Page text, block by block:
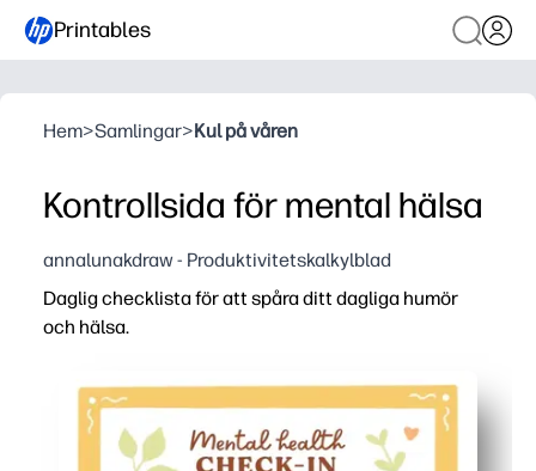
Printables
Hem>Samlingar>Kul på våren
Kontrollsida för mental hälsa
annalunakdraw - Produktivitetskalkylblad
Daglig checklista för att spåra ditt dagliga humör
och hälsa.
Print-and-go-design - du trycker bara på print och
Tydliga avsnitt för humör, sömn, hydrering och vanor -
Bygger självmedvetenhet och hälsosamma rutiner -